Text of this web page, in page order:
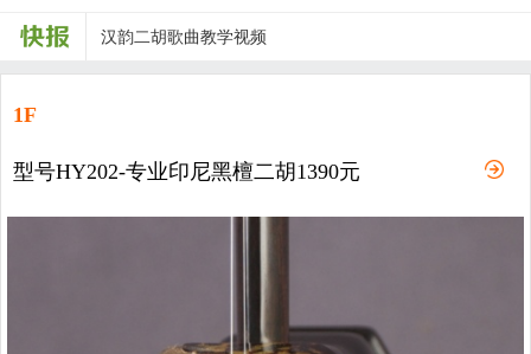
二胡常用演奏符号说明，二胡演奏弓...
1F
型号HY202-专业印尼黑檀二胡1390元